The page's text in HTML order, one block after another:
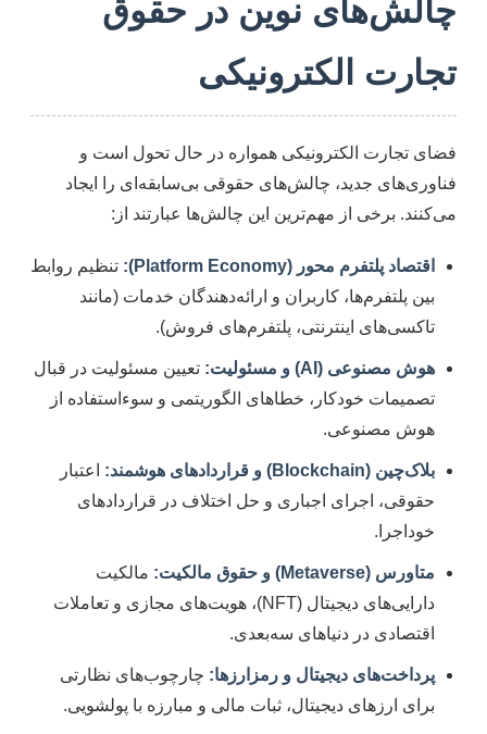
چالش‌های نوین در حقوق
تجارت الکترونیکی
فضای تجارت الکترونیکی همواره در حال تحول است و
فناوری‌های جدید، چالش‌های حقوقی بی‌سابقه‌ای را ایجاد
می‌کنند. برخی از مهم‌ترین این چالش‌ها عبارتند از:
اقتصاد پلتفرم محور (Platform Economy):
تنظیم روابط
بین پلتفرم‌ها، کاربران و ارائه‌دهندگان خدمات (مانند
تاکسی‌های اینترنتی، پلتفرم‌های فروش).
هوش مصنوعی (AI) و مسئولیت:
تعیین مسئولیت در قبال
تصمیمات خودکار، خطاهای الگوریتمی و سوءاستفاده از
هوش مصنوعی.
بلاک‌چین (Blockchain) و قراردادهای هوشمند:
اعتبار
حقوقی، اجرای اجباری و حل اختلاف در قراردادهای
خوداجرا.
متاورس (Metaverse) و حقوق مالکیت:
مالکیت
دارایی‌های دیجیتال (NFT)، هویت‌های مجازی و تعاملات
اقتصادی در دنیاهای سه‌بعدی.
پرداخت‌های دیجیتال و رمزارزها: چارچوب‌های نظارتی
برای ارزهای دیجیتال، ثبات مالی و مبارزه با پولشویی.